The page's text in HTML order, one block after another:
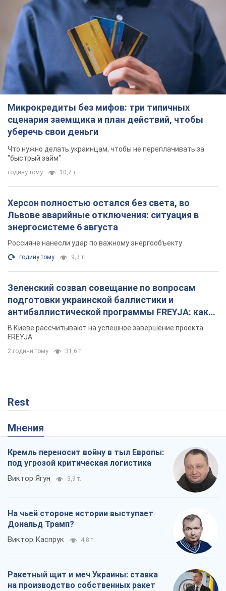
Микрокредиты без мифов: три типичных
сценария заемщика и план действий, чтобы
уберечь свои деньги
Что нужно делать украинцам, чтобы не переплачивать за
"быстрый займ"
годину тому 10,7 т.
Херсон полностью остался без света, во
Львове аварийные отключения: ситуация в
энергосистеме 6 августа
Россияне нанесли удар по важному энергообъекту
годину тому 9,3 т.
Зеленский созвал совещание по вопросам
подготовки украинской баллистики и
антибаллистической программы FREYJA: какие
решения готовятся
В Киеве рассчитывают на успешное завершение проекта
FREYJA
2 години тому 31,6 т.
Rest
Мнения
Кремль переносит войну в тыл Европы:
под угрозой критическая логистика
Виктор Ягун 3,9 т.
На чьей стороне истории выступает
Дональд Трамп?
Виктор Каспрук 4,8 т.
Ракетный щит и меч Украины: ставка
на производство собственных ракет